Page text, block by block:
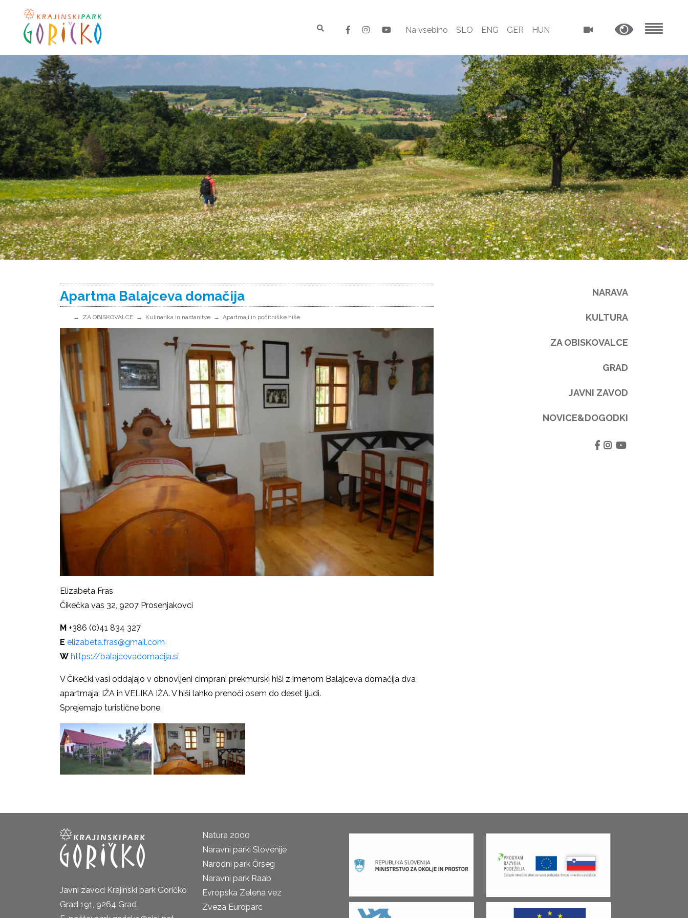
Na vsebino SLO ENG GER HUN
Apartma Balajceva domačija
ZA OBISKOVALCE Kulinarika in nastanitve Apartmaji in počitniške hiše
Elizabeta Fras
Čikečka vas 32, 9207 Prosenjakovci
M +386 (0)41 834 327
E elizabeta.fras@gmail.com
W https://balajcevadomacija.si
V Čikečki vasi oddajajo v obnovljeni cimprani prekmurski hiši z imenom Balajceva domačija dva
apartmaja; IŽA in VELIKA IŽA. V hiši lahko prenoči osem do deset ljudi.
Sprejemajo turistične bone.
NARAVA
KULTURA
ZA OBISKOVALCE
GRAD
JAVNI ZAVOD
NOVICE&DOGODKI
Javni zavod Krajinski park Goričko
Grad 191, 9264 Grad
Natura 2000
Naravni parki Slovenije
Narodni park Őrseg
Naravni park Raab
Evropska Zelena vez
Zveza Europarc